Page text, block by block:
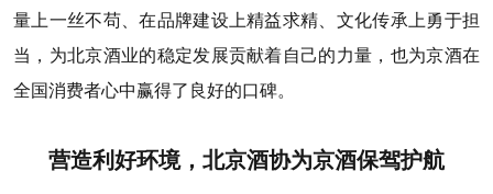
量上一丝不苟、在品牌建设上精益求精、文化传承上勇于担
当，为北京酒业的稳定发展贡献着自己的力量，也为京酒在
全国消费者心中赢得了良好的口碑。
营造利好环境，北京酒协为京酒保驾护航